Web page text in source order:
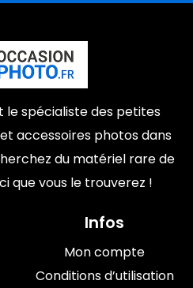
le spécialiste des petites
accessoires photos dans
du matériel rare de
que vous le trouverez !
Infos
Mon compte
Conditions d’utilisation